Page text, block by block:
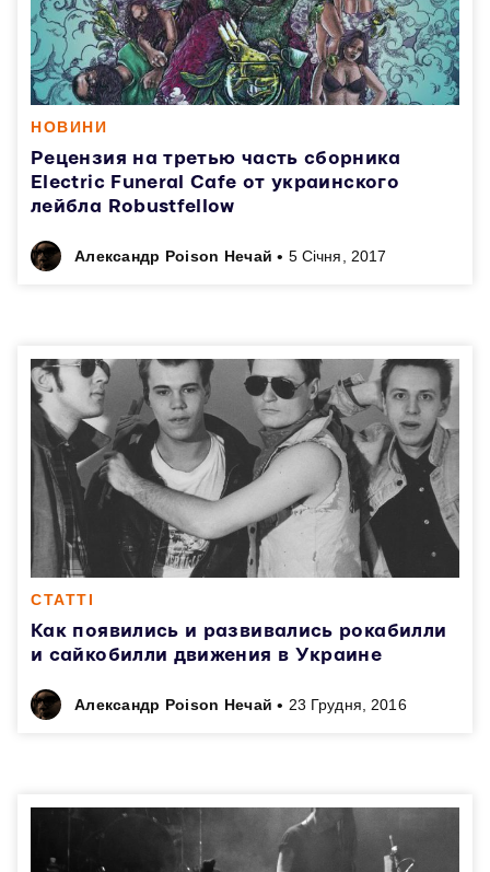
НОВИНИ
Рецензия на третью часть сборника
Electric Funeral Cafe от украинского
лейбла Robustfellow
Александр Poison Нечай • 5 Січня, 2017
СТАТТІ
Как появились и развивались рокабилли
и сайкобилли движения в Украине
Александр Poison Нечай • 23 Грудня, 2016